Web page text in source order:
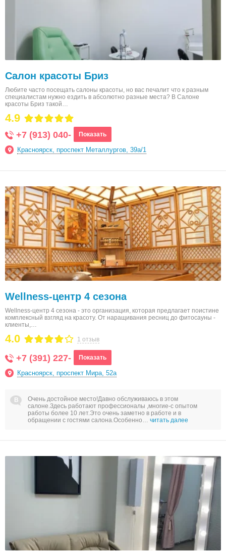
Салон красоты Бриз
Любите часто посещать салоны красоты, но вас печалит что к разным
специалистам нужно ездить в абсолютно разные места? В Салоне
красоты Бриз такой…
4.9
+7 (913) 040- Показать
Красноярск, проспект Металлургов, 39а/1
Wellness-центр 4 сезона
Wellness-центр 4 сезона - это организация, которая предлагает поистине
комплексный взгляд на красоту. От наращивания ресниц до фитосауны -
клиенты,…
1 отзыв
4.0
+7 (391) 227- Показать
Красноярск, проспект Мира, 52а
Очень достойное место!Давно обслуживаюсь в этом
салоне.Здесь работают профессионалы ,многие-с опытом
работы более 10 лет.Это очень заметно в работе и в
обращении с гостями салона.Особенно… читать далее